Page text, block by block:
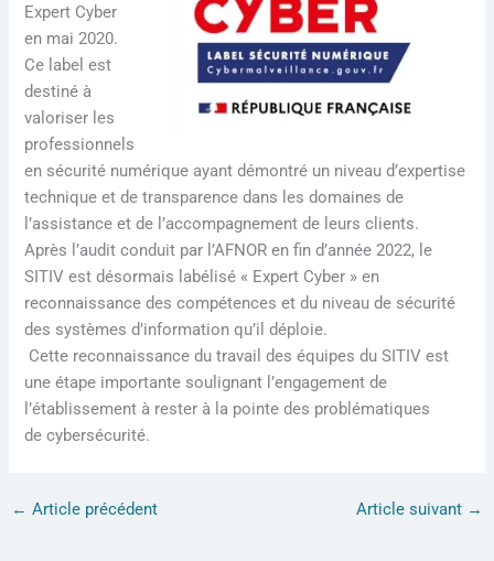
Expert Cyber
en mai 2020.
Ce label est
destiné à
valoriser les
professionnels
en sécurité numérique ayant démontré un niveau d’expertise
technique et de transparence dans les domaines de
l’assistance et de l’accompagnement de leurs clients.
Après l’audit conduit par l’AFNOR en fin d’année 2022, le
SITIV est désormais labélisé « Expert Cyber » en
reconnaissance des compétences et du niveau de sécurité
des systèmes d’information qu’il déploie.
Cette reconnaissance du travail des équipes du SITIV est
une étape importante soulignant l’engagement de
l’établissement à rester à la pointe des problématiques
de cybersécurité.
← Article précédent Article suivant →